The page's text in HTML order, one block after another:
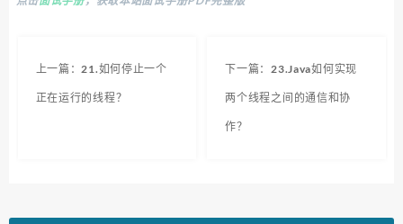
上一篇：21.如何停止一个
正在运行的线程？
下一篇：23.Java如何实现
两个线程之间的通信和协
作？